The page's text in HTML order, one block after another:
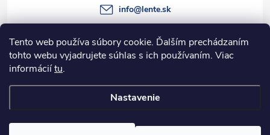
Tento web používa súbory cookie. Ďalším prechádzaním
tohto webu vyjadrujete súhlas s ich používaním. Viac
informáciítu.
Nastavenie
e
info@lente.sk
Informácie pre vás
. Všetky práva vyhradené.